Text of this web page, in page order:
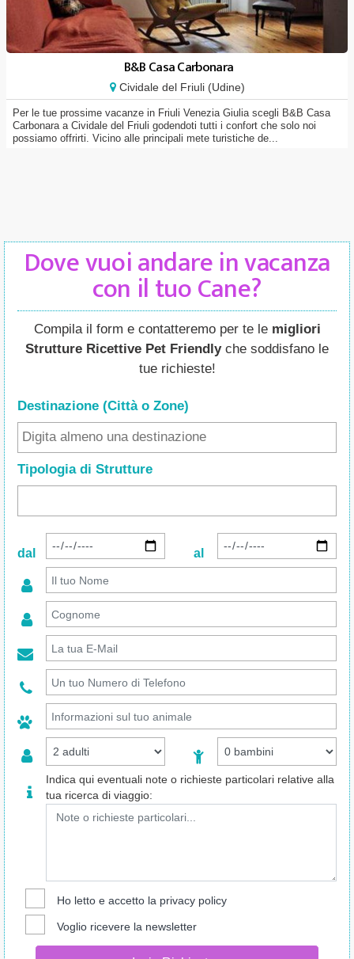
B&B Casa Carbonara
Cividale del Friuli (Udine)
Per le tue prossime vacanze in Friuli Venezia Giulia scegli B&B Casa
Carbonara a Cividale del Friuli godendoti tutti i confort che solo noi
possiamo offrirti. Vicino alle principali mete turistiche de...
Dove vuoi andare in vacanza
con il tuo Cane?
Compila il form e contatteremo per te le migliori
Strutture Ricettive Pet Friendlyche soddisfano le
tue richieste!
Destinazione (Città o Zone)
Tipologia di Strutture
dal al
Indica qui eventuali note o richieste particolari relative alla
tua ricerca di viaggio:
Ho letto e accetto la privacy policy
Voglio ricevere la newsletter